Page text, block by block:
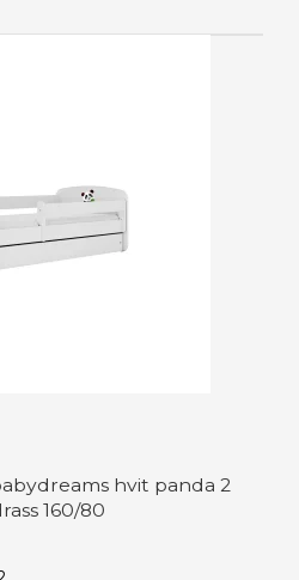
hvit panda 2
160/80